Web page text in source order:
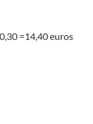
=14,40 euros